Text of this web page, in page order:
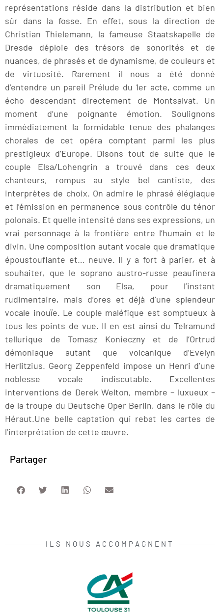
représentations réside dans la distribution et bien
sûr dans la fosse. En effet, sous la direction de
Christian Thielemann, la fameuse Staatskapelle de
Dresde déploie des trésors de sonorités et de
nuances, de phrasés et de dynamisme, de couleurs et
de virtuosité. Rarement il nous a été donné
d’entendre un pareil Prélude du 1er acte, comme un
écho descendant directement de Montsalvat. Un
moment d’une poignante émotion. Soulignons
immédiatement la formidable tenue des phalanges
chorales de cet opéra comptant parmi les plus
prestigieux d’Europe. Disons tout de suite que le
couple Elsa/Lohengrin a trouvé dans ces deux
chanteurs, rompus au style bel cantiste, des
interprètes de choix. On admire le phrasé élégiaque
et l’émission en permanence sous contrôle du ténor
polonais. Et quelle intensité dans ses expressions, un
vrai personnage à la frontière entre l’humain et le
divin. Une composition autant vocale que dramatique
époustouflante et… neuve. Il y a fort à parier, et à
souhaiter, que le soprano austro-russe peaufinera
dramatiquement son Elsa, pour l’instant
rudimentaire, mais d’ores et déjà d’une splendeur
vocale inouïe. Le couple maléfique est somptueux à
tous les points de vue. Il en est ainsi du Telramund
tellurique de Tomasz Konieczny et de l’Ortrud
démoniaque autant que volcanique d’Evelyn
Herlitzius. Georg Zeppenfeld impose un Henri d’une
noblesse vocale indiscutable. Excellentes
interventions de Derek Welton, membre – luxueux –
de la troupe du Deutsche Oper Berlin, dans le rôle du
Héraut.Une belle captation qui rebat les cartes de
l’interprétation de cette œuvre.
Partager
ILS NOUS ACCOMPAGNENT